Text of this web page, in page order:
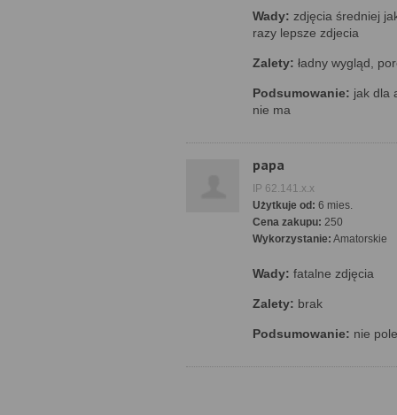
Wady: zdjęcia średniej
razy lepsze zdjecia
Zalety: ładny wygląd,
Podsumowanie: jak dla
nie ma
papa
IP 62.141.x.x
Użytkuje od: 6 mies.
Cena zakupu: 250
Wykorzystanie: Amatorskie
Wady: fatalne zdjęcia
Zalety: brak
Podsumowanie: nie